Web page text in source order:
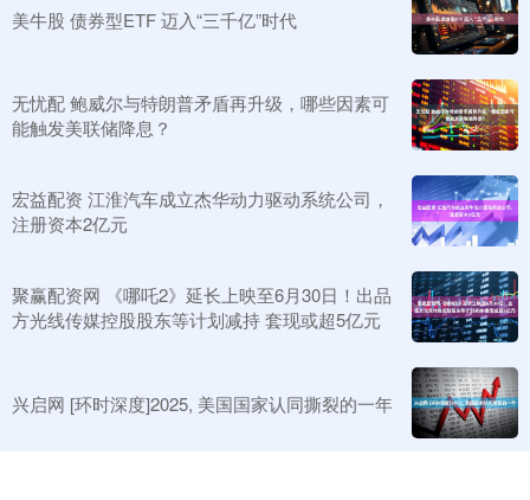
美牛股 债券型ETF 迈入“三千亿”时代
无忧配 鲍威尔与特朗普矛盾再升级，哪些因素可
能触发美联储降息？
宏益配资 江淮汽车成立杰华动力驱动系统公司，
注册资本2亿元
聚赢配资网 《哪吒2》延长上映至6月30日！出品
方光线传媒控股股东等计划减持 套现或超5亿元
兴启网 [环时深度]2025, 美国国家认同撕裂的一年